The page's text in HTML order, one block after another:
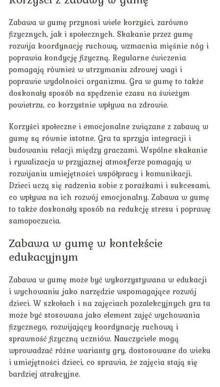
Zabawa w gumę przynosi wiele korzyści, zarówno
fizycznych, jak i społecznych. Skakanie przez gumę
rozwija koordynację ruchową, wzmacnia mięśnie nóg i
poprawia kondycję fizyczną. Regularne ćwiczenia
pomagają również w utrzymaniu zdrowej wagi i
poprawie wydolności organizmu. Gra w gumę to także
doskonały sposób na spędzenie czasu na świeżym
powietrzu, co korzystnie wpływa na zdrowie.
Korzyści społeczne i emocjonalne związane z zabawą w
gumę są równie istotne. Gra ta sprzyja integracji i
budowaniu relacji między graczami. Wspólne skakanie
i rywalizacja w przyjaznej atmosferze pomagają w
rozwijaniu umiejętności współpracy i komunikacji.
Dzieci uczą się radzenia sobie z porażkami i sukcesami,
co wpływa na ich rozwój emocjonalny. Zabawa w gumę
to także doskonały sposób na redukcję stresu i poprawę
samopoczucia.
Zabawa w gumę w kontekście
edukacyjnym
Zabawa w gumę może być wykorzystywana w edukacji
i wychowaniu jako narzędzie wspomagające rozwój
dzieci. W szkołach i na zajęciach pozalekcyjnych gra ta
może być stosowana jako element zajęć wychowania
fizycznego, rozwijający koordynację ruchową i
sprawność fizyczną uczniów. Nauczyciele mogą
wprowadzać różne warianty gry, dostosowane do wieku
i umiejętności dzieci, co sprawia, że zajęcia stają się
bardziej atrakcyjne.